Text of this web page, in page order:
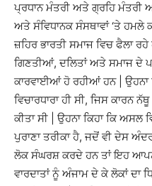
ਪ੍ਰਧਾਨ ਮੰਤਰੀ ਅਤੇ ਗ੍ਰਹਿ ਮੰਤਰੀ
ਅਤੇ ਸੰਵਿਧਾਨਕ ਸੰਸਥਾਵਾਂ ‘ਤੇ
ਜ਼ਹਿਰ ਭਾਰਤੀ ਸਮਾਜ ਵਿਚ ਫੈਲਾ
ਗਿਣਤੀਆਂ, ਦਲਿਤਾਂ ਅਤੇ ਸਮਾਜ ਦੇ
ਕਾਰਵਾਈਆਂ ਹੋ ਰਹੀਆਂ ਹਨ | ਉਹਨਾ
ਵਿਚਾਰਧਾਰਾ ਹੀ ਸੀ, ਜਿਸ ਕਾਰਨ
ਕੀਤਾ ਸੀ | ਉਹਨਾ ਕਿਹਾ ਕਿ
ਪੁਰਾਣਾ ਤਰੀਕਾ ਹੈ, ਜਦੋਂ ਵੀ ਦੇਸ
ਲੋਕ ਸੰਘਰਸ਼ ਕਰਦੇ ਹਨ ਤਾਂ ਇਹ
ਵਾਰਦਾਤਾਂ ਨੂੰ ਅੰਜਾਮ ਦੇ ਕੇ ਲੋਕਾਂ ਦਾ